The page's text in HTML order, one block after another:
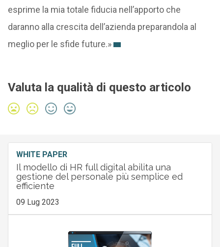
esprime la mia totale fiducia nell’apporto che
daranno alla crescita dell’azienda preparandola al
meglio per le sfide future.»
Valuta la qualità di questo articolo
WHITE PAPER
Il modello di HR full digital abilita una
gestione del personale più semplice ed
efficiente
09 Lug 2023